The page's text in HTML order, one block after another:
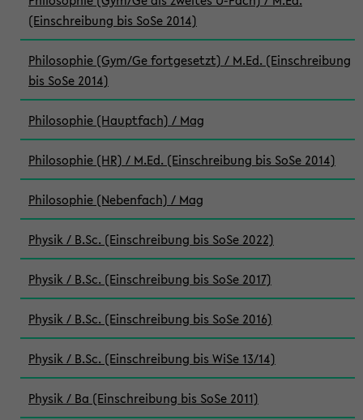
(Einschreibung bis SoSe 2014)
Philosophie (Gym/Ge fortgesetzt) / M.Ed. (Einschreibung
bis SoSe 2014)
Philosophie (Hauptfach) / Mag
Philosophie (HR) / M.Ed. (Einschreibung bis SoSe 2014)
Philosophie (Nebenfach) / Mag
Physik / B.Sc. (Einschreibung bis SoSe 2022)
Physik / B.Sc. (Einschreibung bis SoSe 2017)
Physik / B.Sc. (Einschreibung bis SoSe 2016)
Physik / B.Sc. (Einschreibung bis WiSe 13/14)
Physik / Ba (Einschreibung bis SoSe 2011)